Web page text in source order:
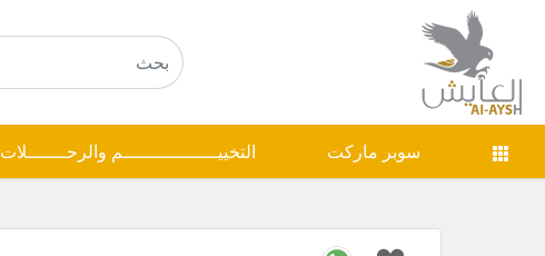
سوبر ماركت التخييـــــــــــــــــم والرحـــــــلات